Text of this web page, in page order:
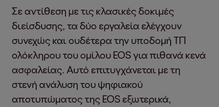
Σε αντίθεση με τις κλασικές δοκιμές
διείσδυσης, τα δύο εργαλεία ελέγχουν
συνεχώς και ουδέτερα την υποδομή ΤΠ
ολόκληρου του ομίλου EOS για πιθανά κενά
ασφαλείας. Αυτό επιτυγχάνεται με τη
στενή ανάλυση του ψηφιακού
αποτυπώματος της EOS εξωτερικά,